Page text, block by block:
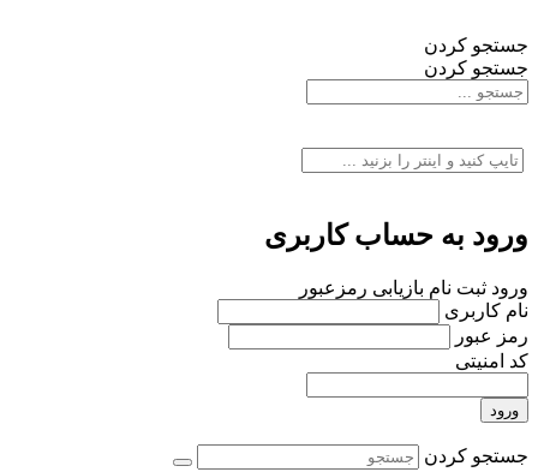
جستجو کردن
جستجو کردن
ورود به حساب کاربری
ورود ثبت نام بازیابی رمزعبور
نام کاربری
رمز عبور
کد امنیتی
ورود
جستجو کردن